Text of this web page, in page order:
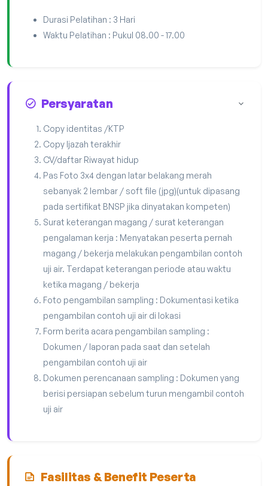
Durasi Pelatihan : 3 Hari
Waktu Pelatihan : Pukul 08.00 - 17.00
Persyaratan
Copy identitas /KTP
Copy Ijazah terakhir
CV/daftar Riwayat hidup
Pas Foto 3x4 dengan latar belakang merah
sebanyak 2 lembar / soft file (jpg)(untuk dipasang
pada sertifikat BNSP jika dinyatakan kompeten)
Surat keterangan magang / surat keterangan
pengalaman kerja : Menyatakan peserta pernah
magang / bekerja melakukan pengambilan contoh
uji air. Terdapat keterangan periode atau waktu
ketika magang / bekerja
Foto pengambilan sampling : Dokumentasi ketika
pengambilan contoh uji air di lokasi
Form berita acara pengambilan sampling :
Dokumen / laporan pada saat dan setelah
pengambilan contoh uji air
Dokumen perencanaan sampling : Dokumen yang
berisi persiapan sebelum turun mengambil contoh
uji air
Fasilitas & Benefit Peserta